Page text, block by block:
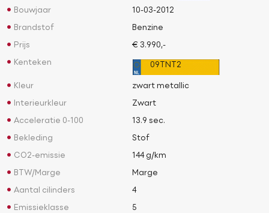
Bouwjaar 10-03-2012
Brandstof Benzine
Prijs € 3.990,-
Kenteken 09TNT2
Kleur zwart metallic
Interieurkleur Zwart
Acceleratie 0-100 13.9 sec.
Bekleding Stof
CO2-emissie 144 g/km
BTW/Marge Marge
Aantal cilinders 4
Emissieklasse 5